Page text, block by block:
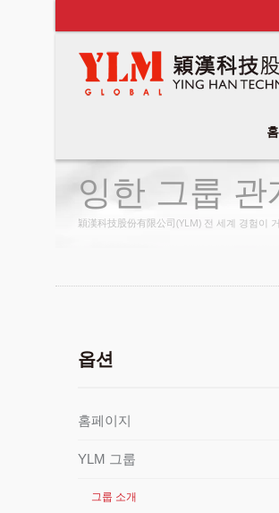
잉한 그룹 관
穎漢科技股份有限公司(YLM) 전 세계 경험이
옵션
홈페이지
YLM 그룹
그룹 소개